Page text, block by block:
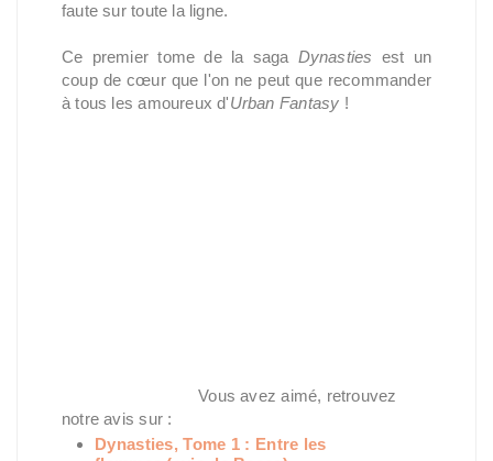
faute sur toute la ligne.
Ce premier tome de la saga Dynasties est un
coup de cœur que l'on ne peut que recommander
à tous les amoureux d'Urban Fantasy !
Vous avez aimé, retrouvez
notre avis sur :
Dynasties, Tome 1 : Entre les